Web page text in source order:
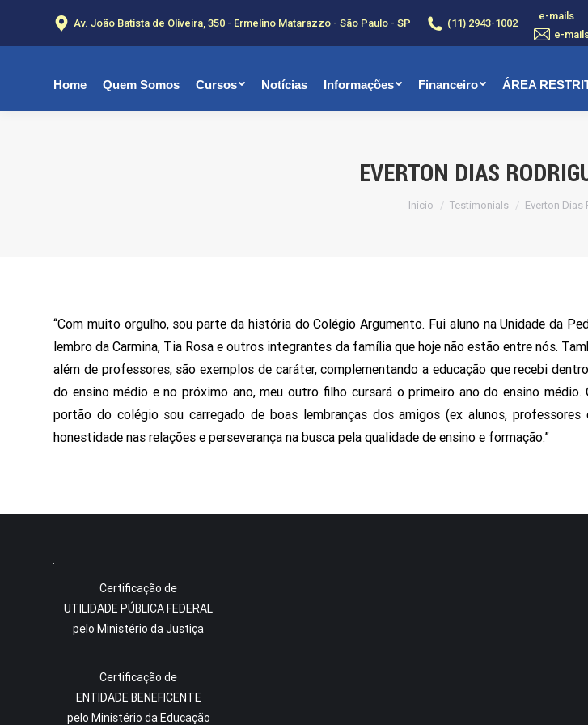
Av. João Batista de Oliveira, 350 - Ermelino Matarazzo - São Paulo - SP (11) 2943-1002
e-mails
e-
Home Quem Somos Cursos Notícias Informações Financeiro ÁREA
EVERTON DIAS
Você está aqui:
Início Testimonials Everton Dias
“Com muito orgulho, sou parte da história do Colégio Argumento. Fui aluno na Unidade da
lembro da Carmina, Tia Rosa e outros integrantes da família que hoje não estão entre nós.
além de professores, são exemplos de caráter, complementando a educação que recebi
do ensino médio e no próximo ano, meu outro filho cursará o primeiro ano do ensino
portão do colégio sou carregado de boas lembranças dos amigos (ex alunos,
honestidade nas relações e perseverança na busca pela qualidade de ensino e formação.”
Certificação de
UTILIDADE PÚBLICA FEDERAL
pelo Ministério da Justiça
Certificação de
ENTIDADE BENEFICENTE
pelo Ministério da Educação